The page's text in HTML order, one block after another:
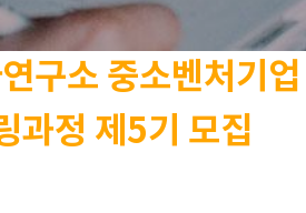
구소 중소벤처기업
과정 제5기 모집